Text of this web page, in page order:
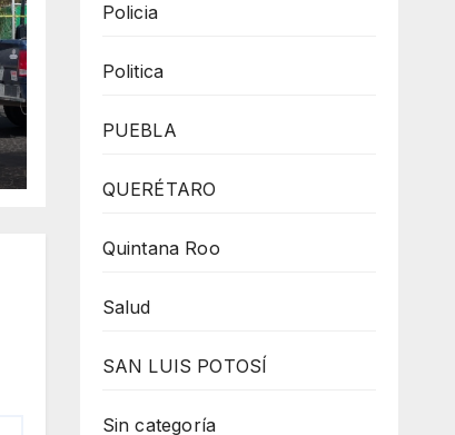
Policia
Politica
PUEBLA
QUERÉTARO
Quintana Roo
Salud
SAN LUIS POTOSÍ
Sin categoría